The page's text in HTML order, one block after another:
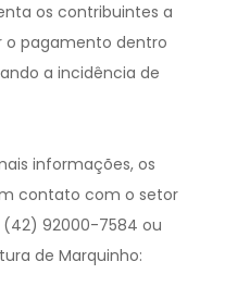
os contribuintes a
o pagamento dentro
a incidência de
informações, os
contato com o setor
(42) 92000-7584 ou
de Marquinho: